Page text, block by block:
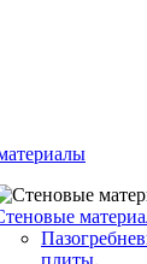
плиты,